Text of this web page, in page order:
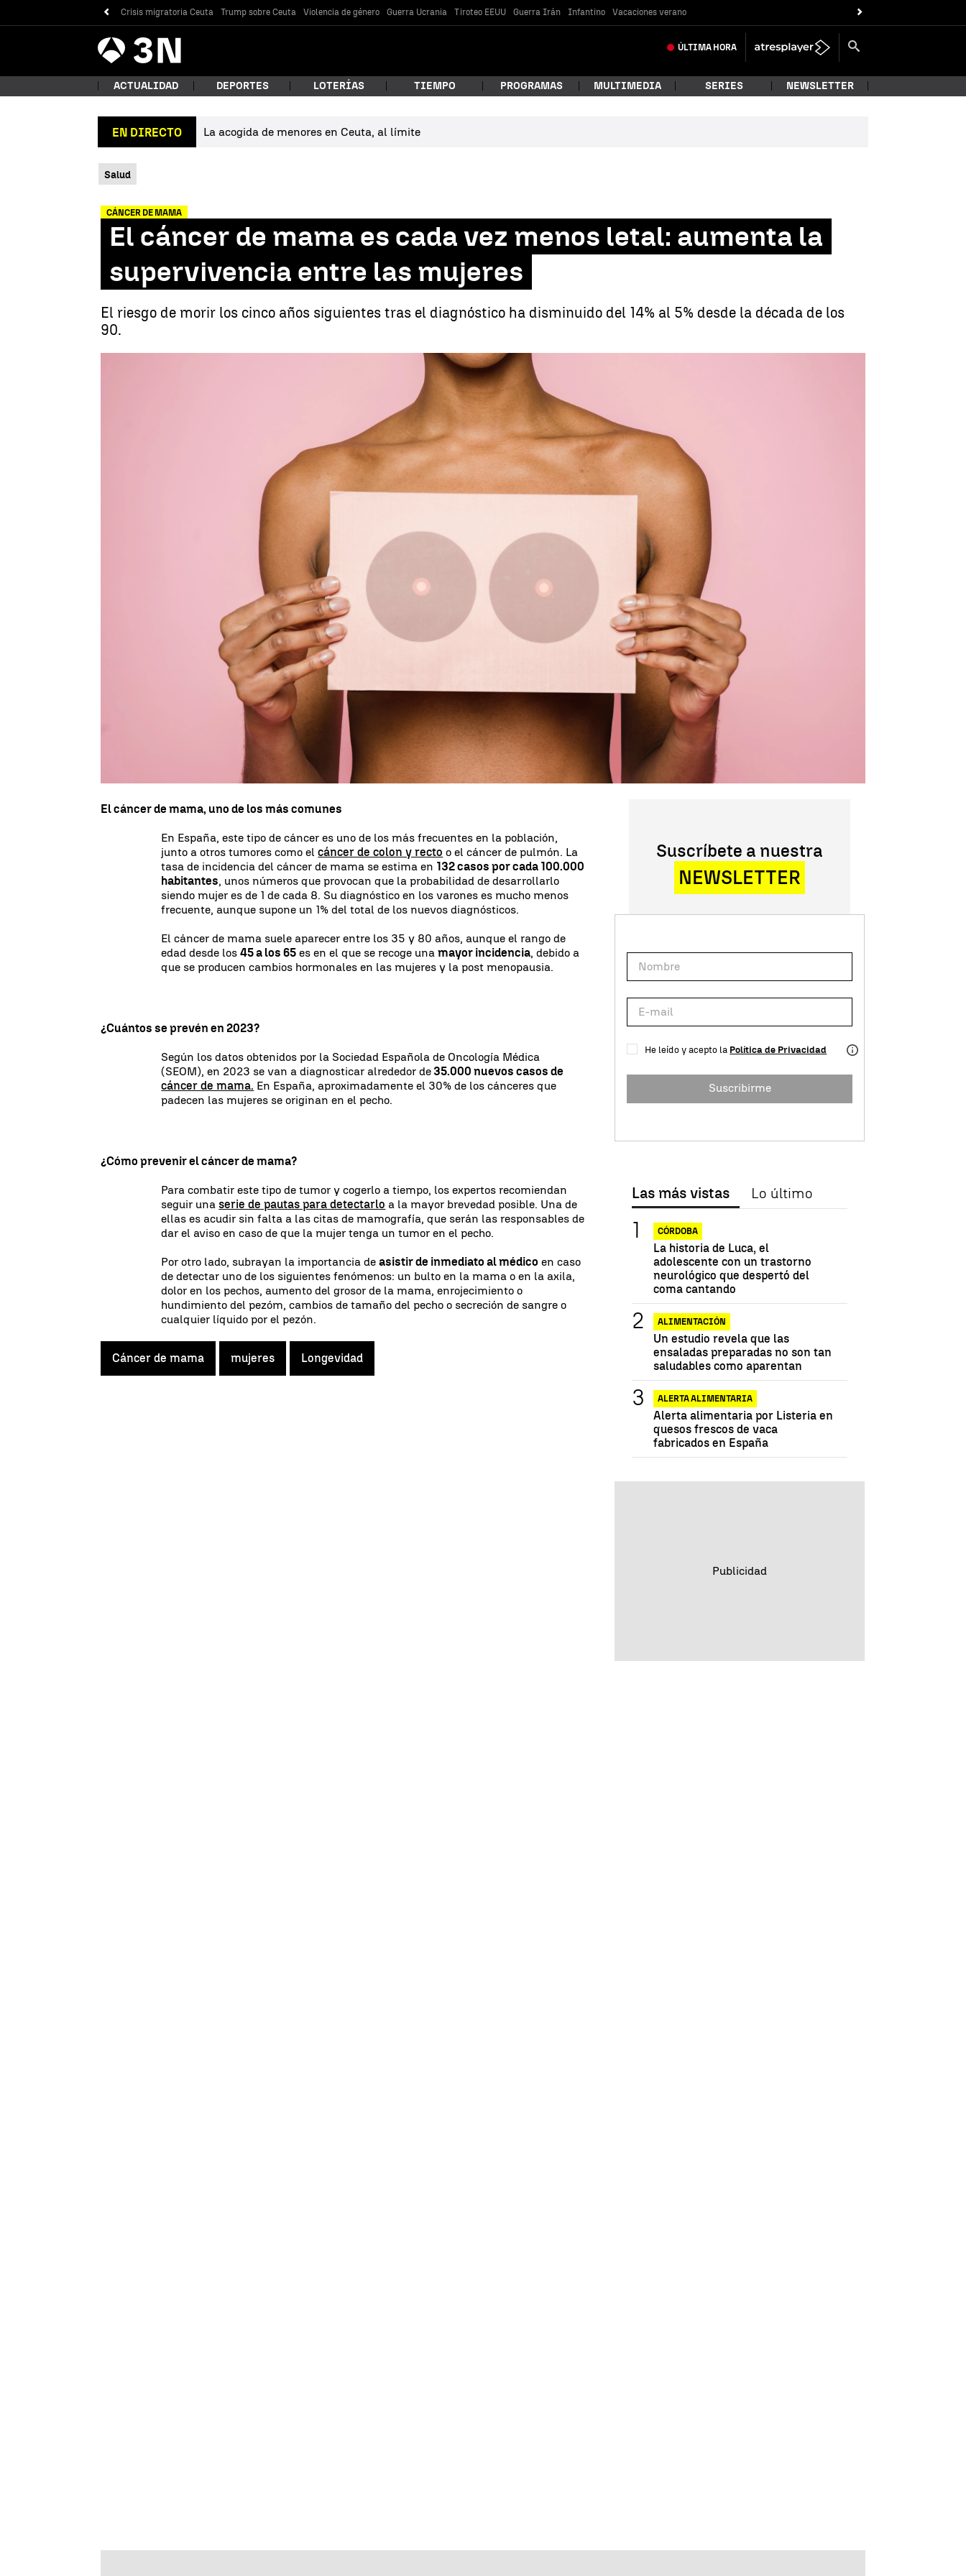
Crisis migratoria Ceuta Trump sobre Ceuta Violencia de género Guerra Ucrania Tiroteo EEUU Guerra Irán Infantino Vacaciones verano
Antena
3 Noticias ÚLTIMA HORA
ACTUALIDAD DEPORTES LOTERÍAS TIEMPO PROGRAMAS MULTIMEDIA SERIES NEWSLETTER
EN DIRECTO La acogida de menores en Ceuta, al límite
Salud
CÁNCER DE MAMA
El cáncer de mama es cada vez menos letal: aumenta la
supervivencia entre las mujeres
El riesgo de morir los cinco años siguientes tras el diagnóstico ha disminuido del 14% al 5% desde la década de los
90.
14 de junio de 2023, 17:28 WhatsappFacebook
X Linkedin
La buena noticia de este miércoles está dedicada a todas aquellas mujeres que
sufren cáncer de mama a una edad temprana
patología, se ha sabido que la supervivencia a largo plazo en las mujeres que
tienen cáncer de mama precoz es cada vez mayor. Es decir, que la mortalidad se
ha reducido considerablemente con el paso de los años.
El riesgo de morir los cinco años siguientes al diagnósticoha descendido del 14%
desde la década de los 90.
El cáncer de mama, uno de los más comunes
En España, este tipo de cáncer es uno de los más frecuentes en la población,
junto a otros tumores como elcáncer de colon y recto o el cáncer de pulmón. La
tasa de incidencia del cáncer de mama se estima en 132 casos por cada 100.000
habitantes, unos números que provocan que la probabilidad de desarrollarlo
siendo mujer es de 1 de cada 8. Su diagnóstico en los varones es mucho menos
frecuente, aunque supone un 1% del total de los nuevos diagnósticos.
El cáncer de mama suele aparecer entre los 35 y 80 años, aunque el rango de
edad desde los45 a los 65 es en el que se recoge unamayor incidencia, debido a
que se producen cambios hormonales en las mujeres y la post menopausia.
¿Cuántos se prevén en 2023?
Según los datos obtenidos por la Sociedad Española de Oncología Médica
(SEOM), en 2023 se van a diagnosticar alrededor de 35.000 nuevos casos de
cáncer de mama. En España, aproximadamente el 30% de los cánceres que
padecen las mujeres se originan en el pecho.
¿Cómo prevenir el cáncer de mama?
Para combatir este tipo de tumor y cogerlo a tiempo, los expertos recomiendan
seguir unaserie de pautas para detectarlo a la mayor brevedad posible. Una de
ellas es acudir sin falta a las citas de mamografía, que serán las responsables de
dar el aviso en caso de que la mujer tenga un tumor en el pecho.
Por otro lado, subrayan la importancia deasistir de inmediato al médico en caso
de detectar uno de los siguientes fenómenos: un bulto en la mama o en la axila,
dolor en los pechos, aumento del grosor de la mama, enrojecimiento o
hundimiento del pezóm, cambios de tamaño del pecho o secreción de sangre o
cualquier líquido por el pezón.
Cáncer de mama mujeres Longevidad
Suscríbete a nuestra
NEWSLETTER
He leído y acepto la Política de Privacidad
Suscribirme
Las más vistas Lo último
CÓRDOBA
La historia de Luca, el
adolescente con un trastorno
neurológico que despertó del
coma cantando
ALIMENTACIÓN
Un estudio revela que las
ensaladas preparadas no son tan
saludables como aparentan
ALERTA ALIMENTARIA
Alerta alimentaria por Listeria en
quesos frescos de vaca
fabricados en España